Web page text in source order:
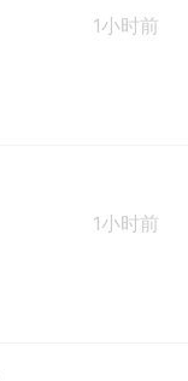
1小时前
1小时前